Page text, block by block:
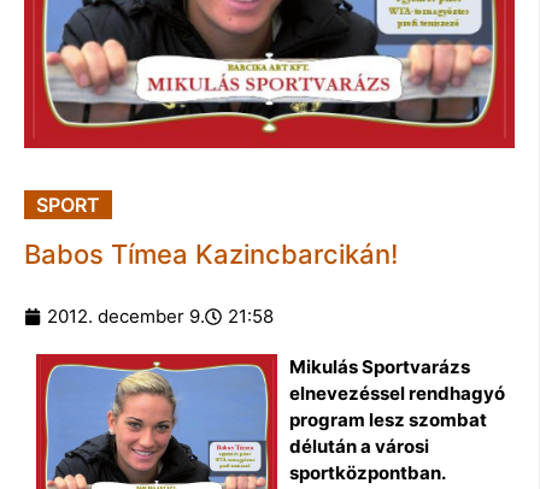
SPORT
Babos Tímea Kazincbarcikán!
2012. december 9. 21:58
Mikulás Sportvarázs
elnevezéssel rendhagyó
program lesz szombat
délután a városi
sportközpontban.